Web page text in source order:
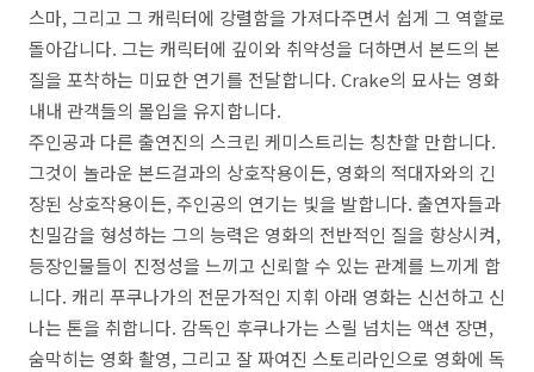
스마, 그리고 그 캐릭터에 강렬함을 가져다주면서 쉽게 그 역할로
돌아갑니다. 그는 캐릭터에 깊이와 취약성을 더하면서 본드의 본
질을 포착하는 미묘한 연기를 전달합니다. Crake의 묘사는 영화
내내 관객들의 몰입을 유지합니다.
주인공과 다른 출연진의 스크린 케미스트리는 칭찬할 만합니다.
그것이 놀라운 본드걸과의 상호작용이든, 영화의 적대자와의 긴
장된 상호작용이든, 주인공의 연기는 빛을 발합니다. 출연자들과
친밀감을 형성하는 그의 능력은 영화의 전반적인 질을 향상시켜,
등장인물들이 진정성을 느끼고 신뢰할 수 있는 관계를 느끼게 합
니다. 캐리 푸쿠나가의 전문가적인 지휘 아래 영화는 신선하고 신
나는 톤을 취합니다. 감독인 후쿠나가는 스릴 넘치는 액션 장면,
숨막히는 영화 촬영, 그리고 잘 짜여진 스토리라인으로 영화에 독